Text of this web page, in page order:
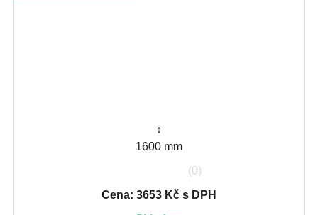
↕
1600 mm
(0)
Cena: 3653 Kč s DPH